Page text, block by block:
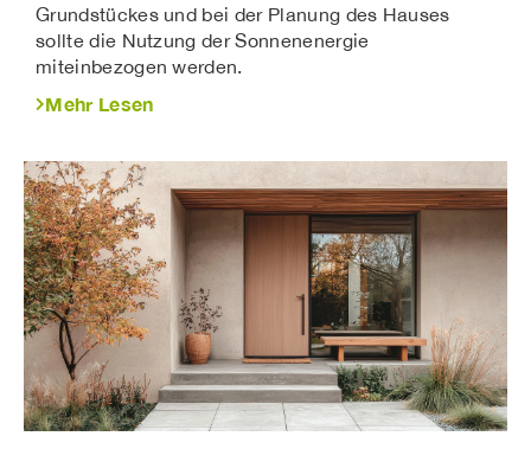
Grundstückes und bei der Planung des Hauses
sollte die Nutzung der Sonnenenergie
miteinbezogen werden.
Mehr Lesen